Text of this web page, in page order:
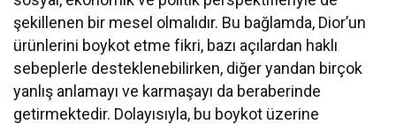
şekillenen bir mesel olmalıdır. Bu bağlamda, Dior’un
ürünlerini boykot etme fikri, bazı açılardan haklı
sebeplerle desteklenebilirken, diğer yandan birçok
yanlış anlamayı ve karmaşayı da beraberinde
getirmektedir. Dolayısıyla, bu boykot üzerine